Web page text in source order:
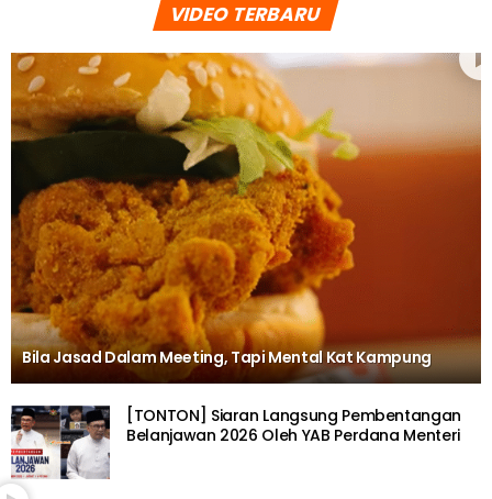
VIDEO TERBARU
Bila Jasad Dalam Meeting, Tapi Mental Kat Kampung
[TONTON] Siaran Langsung Pembentangan
Belanjawan 2026 Oleh YAB Perdana Menteri